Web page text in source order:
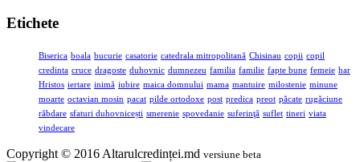
Etichete
Biserica boala bucurie casatorie catedrala mitropolitană Chisinau copii copil
credinta cruce dragoste duhovnic dumnezeu familia familie fapte bune femeie har
Hristos iertare inimă iubire maica domnului mama mantuire milostenie minune
moarte octavian mosin pacat pilde ortodoxe post predica preot păcate rugăciune
răbdare sfaturi duhovnicești smerenie spovedanie suferinţă suflet tineri viata
vindecare
Copyright © 2016 Altarulcredinței.md versiune beta